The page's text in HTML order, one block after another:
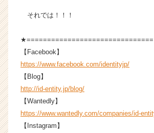
それでは！！！
【Facebook】
https://www.facebook.com/identityjp/
【Blog】
http://id-entity.jp/blog/
【Wantedly】
https://www.wantedly.com/companies/id-
【Instagram】